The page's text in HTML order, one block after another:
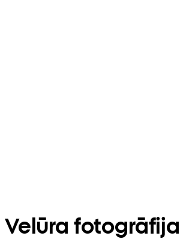
Velūra